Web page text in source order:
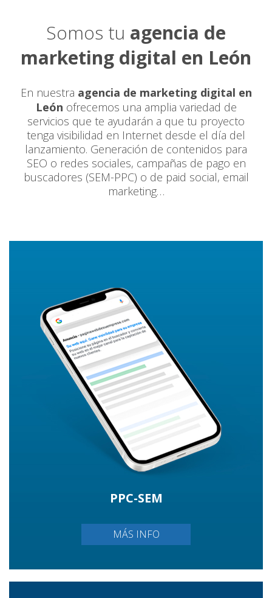
Somos tu agencia de
marketing digital en León
En nuestra agencia de marketing digital en
León ofrecemos una amplia variedad de
servicios que te ayudarán a que tu proyecto
tenga visibilidad en Internet desde el día del
lanzamiento. Generación de contenidos para
SEO o redes sociales, campañas de pago en
buscadores (SEM-PPC) o de paid social, email
marketing…
PPC-SEM
MÁS INFO